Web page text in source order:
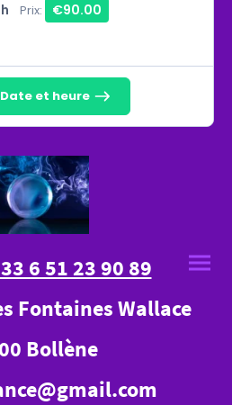
Prix: €90.00
Date et heure
6 51 23 90 89
Fontaines Wallace
Bollène